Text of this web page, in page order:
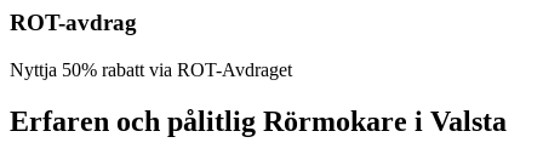
ROT-avdrag
Nyttja 50% rabatt via ROT-Avdraget
Erfaren och pålitlig Rörmokare i Valsta